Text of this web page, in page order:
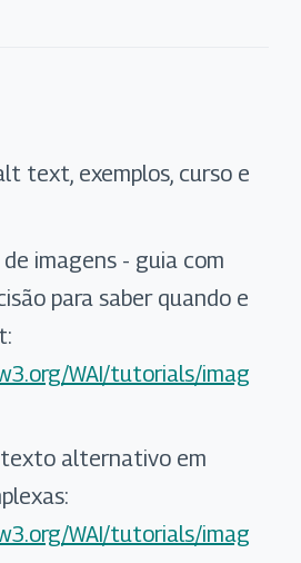
text, exemplos, curso e
imagens - guia com
para saber quando e
WAI/tutorials/imag
texto alternativo em
WAI/tutorials/imag